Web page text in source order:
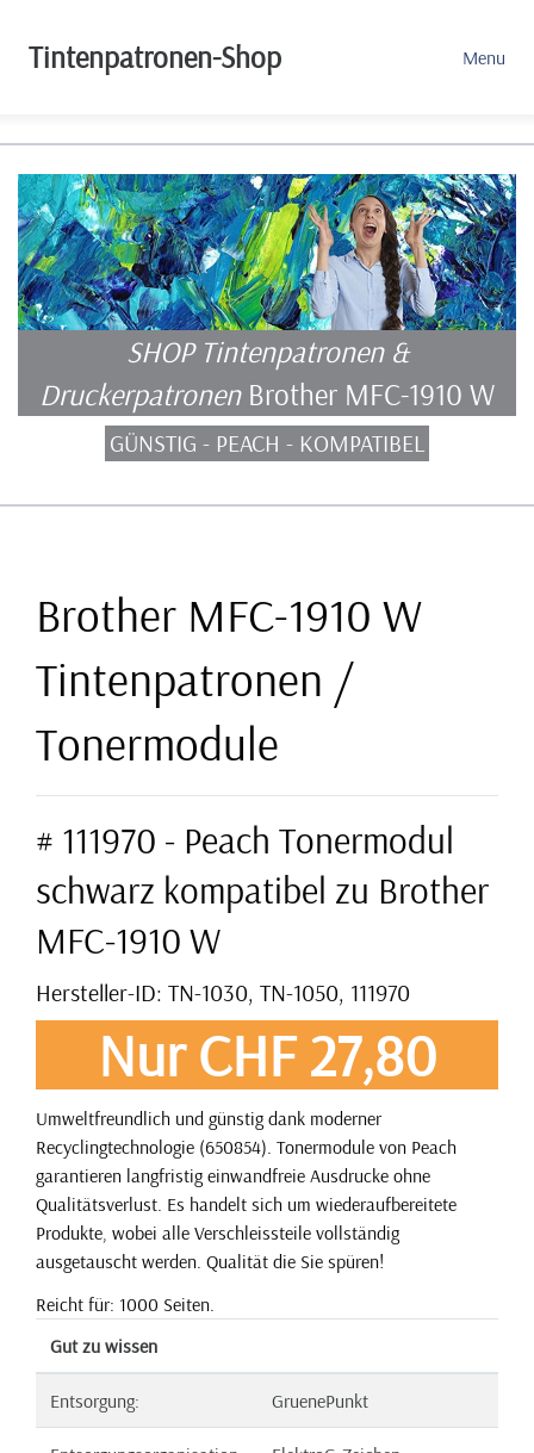
Tintenpatronen-Shop Menu
SHOP Tintenpatronen &
Druckerpatronen Brother MFC-1910 W
GÜNSTIG - PEACH - KOMPATIBEL
Brother MFC-1910 W
Tintenpatronen /
Tonermodule
# 111970 - Peach Tonermodul
schwarz kompatibel zu Brother
MFC-1910 W
Hersteller-ID: TN-1030, TN-1050, 111970
Nur CHF 27,80
Umweltfreundlich und günstig dank moderner
Recyclingtechnologie (650854). Tonermodule von Peach
garantieren langfristig einwandfreie Ausdrucke ohne
Qualitätsverlust. Es handelt sich um wiederaufbereitete
Produkte, wobei alle Verschleissteile vollständig
ausgetauscht werden. Qualität die Sie spüren!
Reicht für: 1000 Seiten.
Gut zu wissen
Entsorgung: GruenePunkt